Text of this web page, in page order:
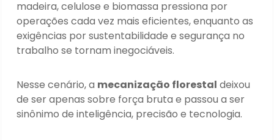
madeira, celulose e biomassa pressiona por
operações cada vez mais eficientes, enquanto as
exigências por sustentabilidade e segurança no
trabalho se tornam inegociáveis.
Nesse cenário, a mecanização florestal deixou
de ser apenas sobre força bruta e passou a ser
sinônimo de inteligência, precisão e tecnologia.